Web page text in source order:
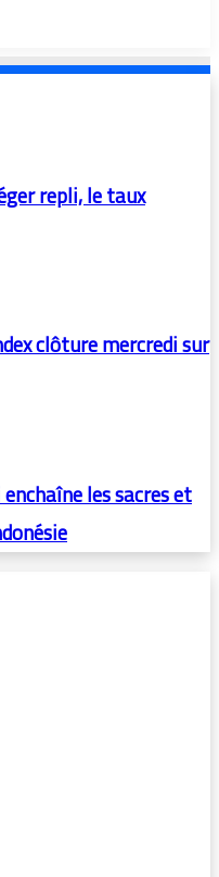
repli, le taux
clôture mercredi sur
les sacres et